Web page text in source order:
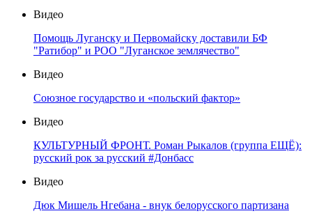
Видео
Помощь Луганску и Первомайску доставили БФ
"Ратибор" и РОО "Луганское землячество"
Видео
Союзное государство и «польский фактор»
Видео
КУЛЬТУРНЫЙ ФРОНТ. Роман Рыкалов (группа ЕЩЁ):
русский рок за русский #Донбасс
Видео
Дюк Мишель Нгебана - внук белорусского партизана